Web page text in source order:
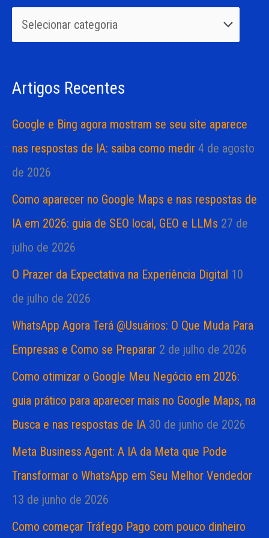
i
a
r
o
sArtigos Recentes
Google e Bing agora mostram se seu site aparece
nas respostas de IA: saiba como medir 4 de agosto
de 2026
Como aparecer no Google Maps e nas respostas de
IA em 2026: guia de SEO local, GEO e LLMs 27 de
julho de 2026
O Prazer da Expectativa na Experiência Digital 10
de julho de 2026
WhatsApp Agora Terá @Usuários: O Que Muda Para
Empresas e Como se Preparar 2 de julho de 2026
Como otimizar o Google Meu Negócio em 2026:
guia prático para aparecer mais no Google Maps, na
Busca e nas respostas de IA 30 de junho de 2026
Meta Business Agent: A IA da Meta que Pode
Transformar o WhatsApp em Seu Melhor Vendedor
13 de junho de 2026
Como começar Tráfego Pago com pouco dinheiro